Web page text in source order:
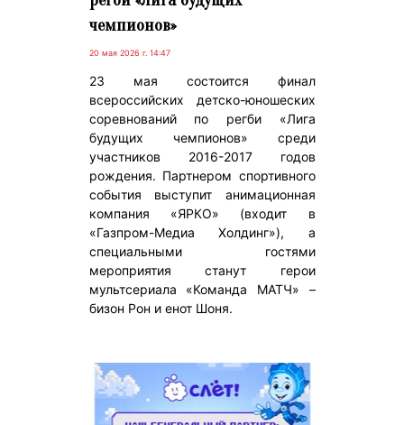
чемпионов»
20 мая 2026 г. 14:47
23 мая состоится финал
всероссийских детско-юношеских
соревнований по регби «Лига
будущих чемпионов» среди
участников 2016-2017 годов
рождения. Партнером спортивного
события выступит анимационная
компания «ЯРКО» (входит в
«Газпром-Медиа Холдинг»), а
специальными гостями
мероприятия станут герои
мультсериала «Команда МАТЧ» –
бизон Рон и енот Шоня.